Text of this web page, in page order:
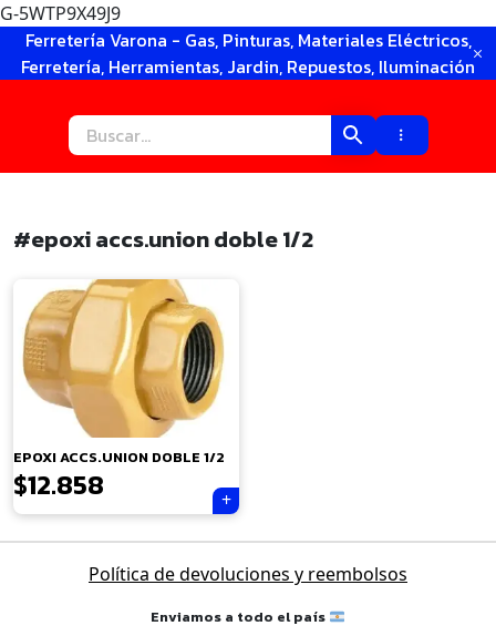
G-5WTP9X49J9
Ferretería Varona - Gas, Pinturas, Materiales Eléctricos,
Ferretería, Herramientas, Jardin, Repuestos, Iluminación
#epoxi accs.union doble 1/2
EPOXI ACCS.UNION DOBLE 1/2
$12.858
Política de devoluciones y reembolsos
Enviamos a todo el país
Tu carrito está vacío.
automáticamente.